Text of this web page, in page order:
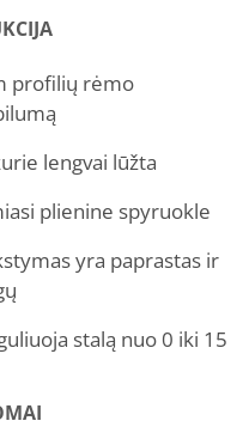
profilių rėmo
lengvai lūžta
plienine spyruokle
yra paprastas ir
stalą nuo 0 iki 15